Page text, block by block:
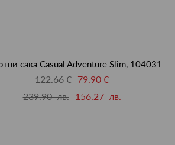
сака Casual Adventure Slim, 104031
122.66 € 79.90 €
239.90 лв.
156.27 лв.